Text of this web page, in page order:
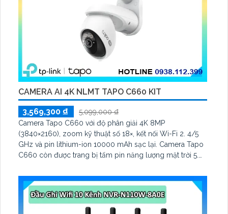
CAMERA AI 4K NLMT TAPO C660 KIT
3,569,300 ₫
5,099,000 ₫
Camera Tapo C660 với độ phân giải 4K 8MP
(3840×2160), zoom kỹ thuật số 18×, kết nối Wi-Fi 2. 4/5
GHz và pin lithium-ion 10000 mAh sạc lại. Camera Tapo
C660 còn được trang bị tấm pin năng lượng mặt trời 5.
tiện, lưu trữ thẻ microSD tối đa 512 GB